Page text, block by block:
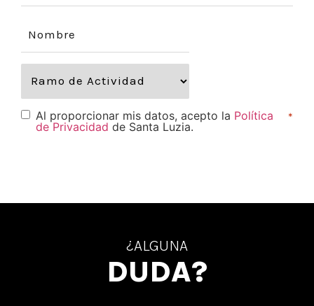
Al proporcionar mis datos, acepto la Política
de Privacidad de Santa Luzia.
*
¿ALGUNA
DUDA?